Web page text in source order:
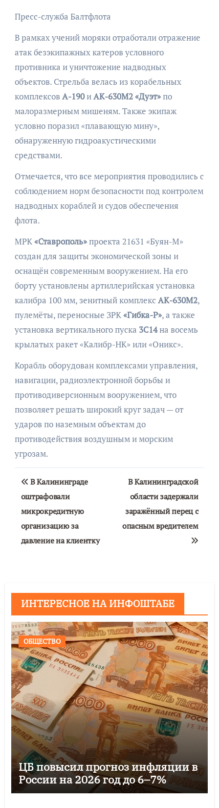
Пресс-служба Балтфлота
В рамках учений моряки отработали отражение
атак безэкипажных катеров условного
противника и уничтожение надводных
объектов. Стрельба велась из корабельных
комплексов А-190иАК-630М2 «Дуэт»по
малоразмерным мишеням. Также экипаж
условно поразил «плавающую мину»,
обнаруженную гидроакустическими
средствами.
Отмечается, что все мероприятия проводились с
соблюдением норм безопасности под контролем
надводных кораблей и судов обеспечения
флота.
МРК«Ставрополь»проекта 21631 «Буян-М»
создан для защиты экономической зоны и
оснащён современным вооружением. На его
борту установлены артиллерийская установка
калибра 100 мм, зенитный комплекс АК-630М2,
пулемёты, переносные ЗРК«Гибка-Р», а также
установка вертикального пуска 3С14на восемь
крылатых ракет «Калибр-НК» или «Оникс».
Корабль оборудован комплексами управления,
навигации, радиоэлектронной борьбы и
противодиверсионным вооружением, что
позволяет решать широкий круг задач — от
ударов по наземным объектам до
противодействия воздушным и морским
угрозам.
Навигация
по
записям
В Калининграде
оштрафовали
микрокредитную
организацию за
давление на клиентку
В Калининградской
области задержали
заражённый перец с
опасным вредителем
ИНТЕРЕСНОЕ НА ИНФОШТАБЕ
ОБЩЕСТВО
ЦБ повысил прогноз инфляции в
России на 2026 год до 6–7%